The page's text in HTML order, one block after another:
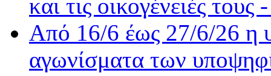
και τις οικογένειές
Από 16/6 έως 27/6/26 η
αγωνίσματα των